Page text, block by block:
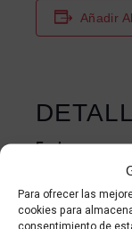
Para ofrecer las
cookies para
Añadir
Fecha:
Hora:
18:30 - 20:00